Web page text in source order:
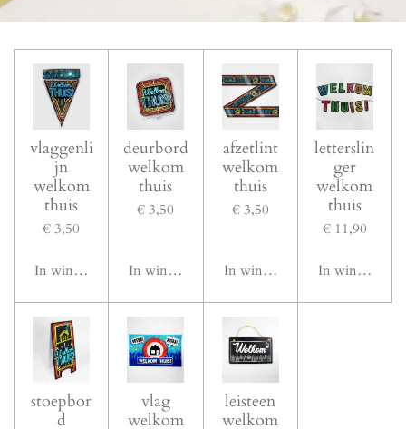
vlaggenli
jn
welkom
thuis
€ 3,50
In winkelwagen
deurbord
welkom
thuis
€ 3,50
In winkelwagen
afzetlint
welkom
thuis
€ 3,50
In winkelwagen
letterslin
ger
welkom
thuis
€ 11,90
In
stoepbor
d
vlag
welkom
leisteen
welkom